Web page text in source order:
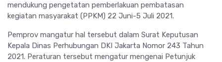
mendukung pengetatan pemberlakuan pembatasan
kegiatan masyarakat (PPKM) 22 Juni-5 Juli 2021.
Pemprov mangatur hal tersebut dalam Surat Keputusan
Kepala Dinas Perhubungan DKI Jakarta Nomor 243 Tahun
2021. Peraturan tersebut mengatur mengenai Petunjuk